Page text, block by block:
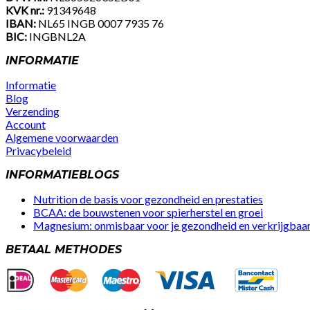
KVK nr.: 91349648
IBAN: NL65 INGB 0007 7935 76
BIC: INGBNL2A
INFORMATIE
Informatie
Blog
Verzending
Account
Algemene voorwaarden
Privacybeleid
INFORMATIEBLOGS
Nutrition de basis voor gezondheid en prestaties
BCAA: de bouwstenen voor spierherstel en groei
Magnesium: onmisbaar voor je gezondheid en
BETAAL METHODES